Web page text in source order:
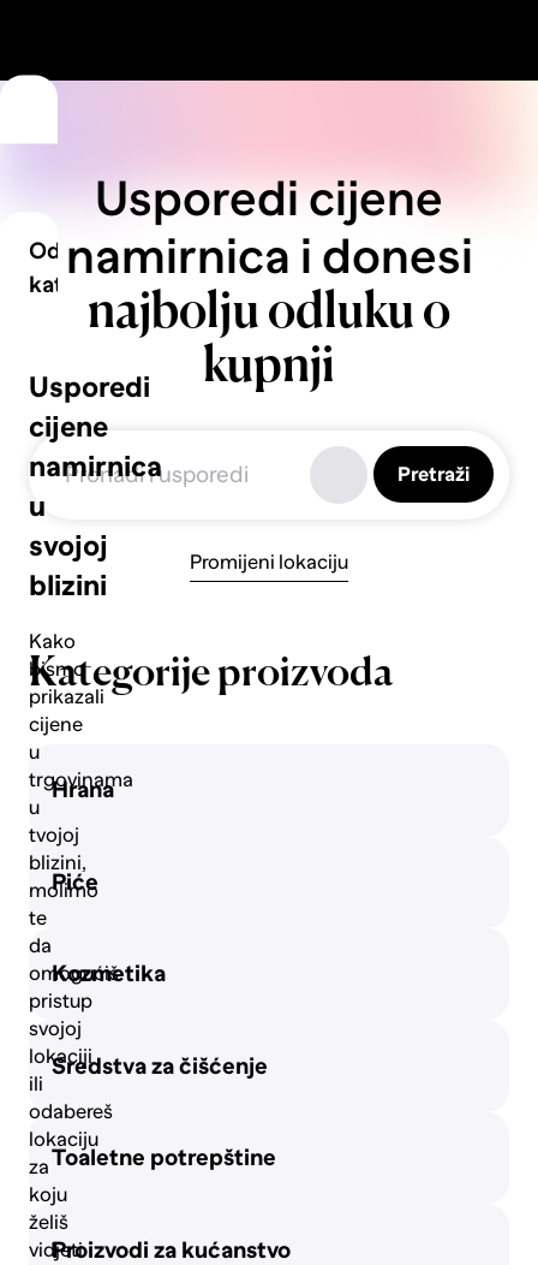
Usporedi
cijene
namirnica
u
svojoj
blizini
Kako
bismo
prikazali
cijene
u
trgovinama
u
tvojoj
blizini,
molimo
te
da
omogućiš
pristup
svojoj
lokaciji
ili
odabereš
lokaciju
za
koju
želiš
vidjeti
Odaberi
kategoriju
Voće
Gazirana
Usporedi cijene
namirnica i donesi
najbolju odluku o
kupnji
Pretraži
Promijeni lokaciju
Kategorije proizvoda
Hrana
Piće
Kozmetika
Sredstva za čišćenje
Toaletne potrepštine
Proizvodi za kućanstvo